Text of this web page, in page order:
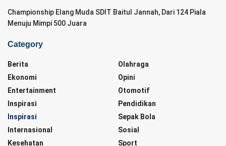
Championship Elang Muda SDIT Baitul Jannah, Dari 124 Piala
Menuju Mimpi 500 Juara
Category
Berita
Ekonomi
Entertainment
Inspirasi
Inspirasi
Internasional
Kesehatan
Olahraga
Opini
Otomotif
Pendidikan
Sepak Bola
Sosial
Sport